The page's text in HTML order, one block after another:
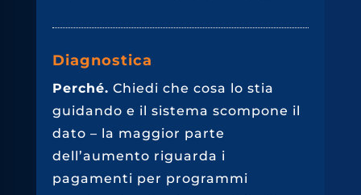
Diagnostica
Perché. Chiedi che cosa lo stia
guidando e il sistema scompone il
dato – la maggior parte
dell’aumento riguarda i
pagamenti per programmi